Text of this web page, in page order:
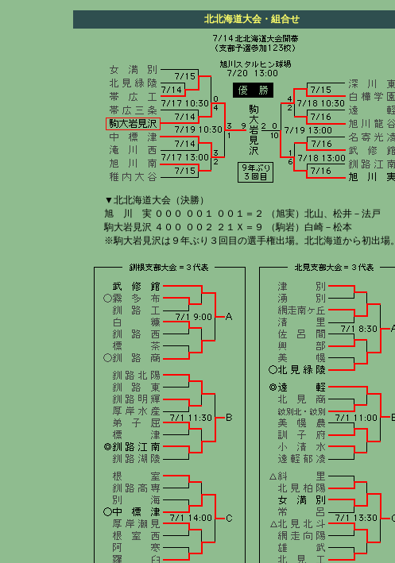
北北海道大会・組合せ
▼北北海道大会（決勝）
旭
川
実 ０００ ００１ ００１＝２ （旭実）北山、松井－法戸
駒大岩見沢 ４００ ００２ ２１Ｘ＝９ （駒岩）白崎－松本
※駒大岩見沢は９年ぶり３回目の選手権出場。北北海道から初出場。